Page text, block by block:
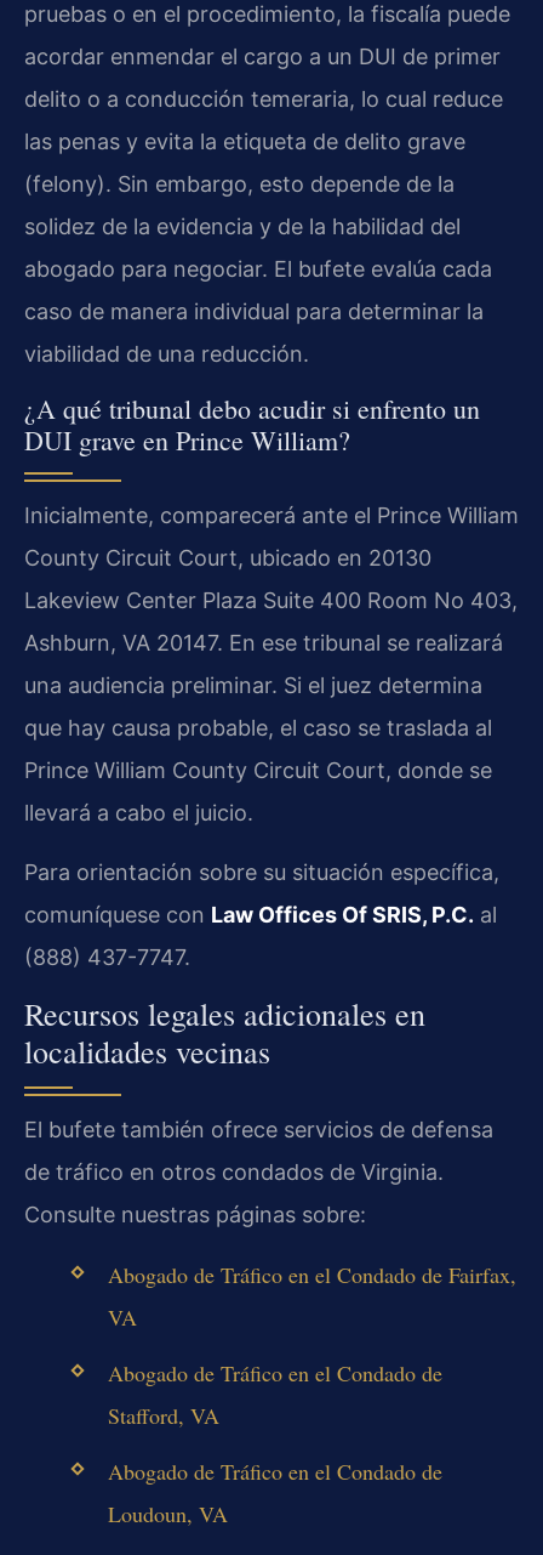
pruebas o en el procedimiento, la fiscalía puede
acordar enmendar el cargo a un DUI de primer
delito o a conducción temeraria, lo cual reduce
las penas y evita la etiqueta de delito grave
(felony). Sin embargo, esto depende de la
solidez de la evidencia y de la habilidad del
abogado para negociar. El bufete evalúa cada
caso de manera individual para determinar la
viabilidad de una reducción.
¿A qué tribunal debo acudir si enfrento un
DUI grave en Prince William?
Inicialmente, comparecerá ante el Prince William
County Circuit Court, ubicado en 20130
Lakeview Center Plaza Suite 400 Room No 403,
Ashburn, VA 20147. En ese tribunal se realizará
una audiencia preliminar. Si el juez determina
que hay causa probable, el caso se traslada al
Prince William County Circuit Court, donde se
llevará a cabo el juicio.
Para orientación sobre su situación específica,
comuníquese con Law Offices Of SRIS, P.C. al
(888) 437-7747.
Recursos legales adicionales en
localidades vecinas
El bufete también ofrece servicios de defensa
de tráfico en otros condados de Virginia.
Consulte nuestras páginas sobre:
Abogado de Tráfico en el Condado de Fairfax,
VA
Abogado de Tráfico en el Condado de
Stafford, VA
Abogado de Tráfico en el Condado de
Loudoun, VA